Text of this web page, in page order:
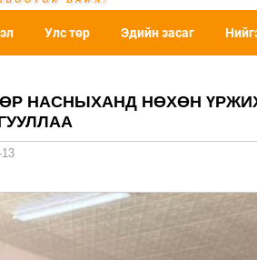
Улс төр Эдийн засаг
НАСНЫХАНД НӨХӨН